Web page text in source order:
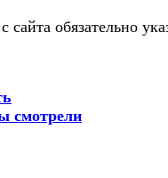
обязательно
смотрели